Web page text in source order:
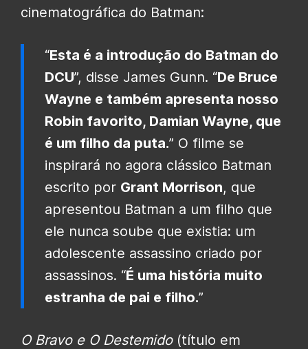
cinematográfica do Batman:
“Esta é a introdução do Batman do
DCU”, disse James Gunn. “De Bruce
Wayne e também apresenta nosso
Robin favorito, Damian Wayne, que
é um filho da puta.” O filme se
inspirará no agora clássico Batman
escrito por Grant Morrison, que
apresentou Batman a um filho que
ele nunca soube que existia: um
adolescente assassino criado por
assassinos. “É uma história muito
estranha de pai e filho.”
O Bravo e O Destemido(título em